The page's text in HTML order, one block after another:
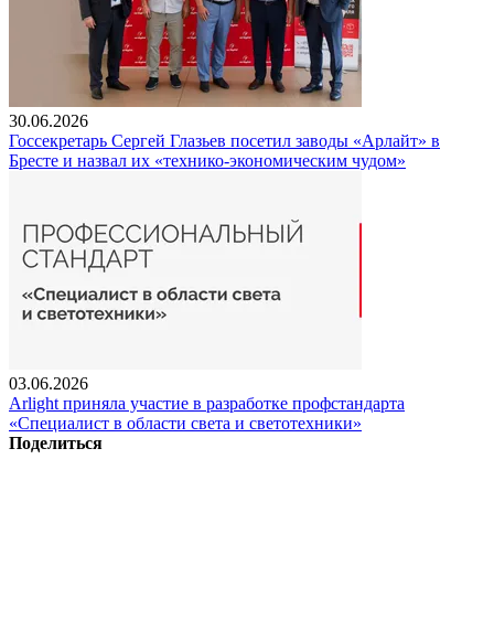
30.06.2026
Госсекретарь Сергей Глазьев посетил заводы «Арлайт» в
Бресте и назвал их «технико-экономическим чудом»
03.06.2026
Arlight приняла участие в разработке профстандарта
«Специалист в области света и светотехники»
Поделиться